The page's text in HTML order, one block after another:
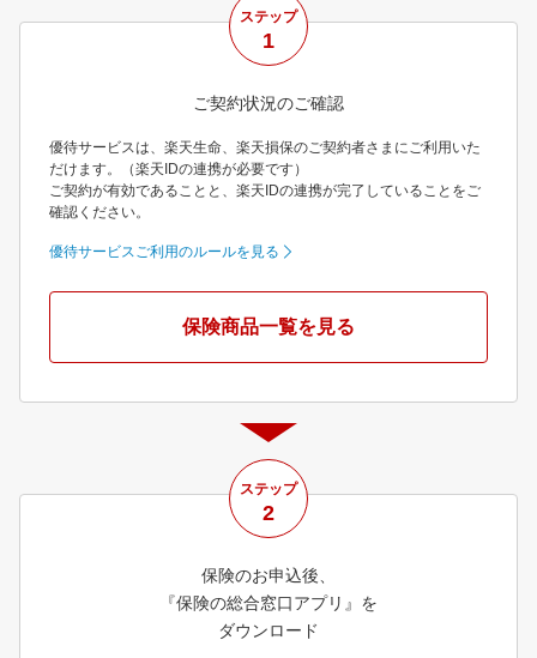
ステップ
1
ご契約状況のご確認
優待サービスは、楽天生命、楽天損保のご契約者さまにご利用いた
だけます。（楽天IDの連携が必要です）
ご契約が有効であることと、楽天IDの連携が完了していることをご
確認ください。
優待サービスご利用のルールを見る
保険商品一覧を見る
ステップ
2
保険のお申込後、
『保険の総合窓口アプリ』を
ダウンロード